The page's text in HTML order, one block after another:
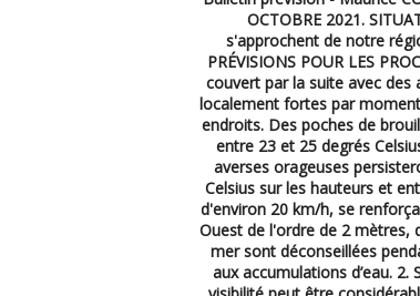
OCTOBRE 2021.
s'approchent de notre
PRÉVISIONS POUR LES
couvert par la suite avec des
localement fortes par
endroits. Des poches de
entre 23 et 25 degrés
averses orageuses
Celsius sur les hauteurs et
d'environ 20 km/h, se
Ouest de l'ordre de 2 mètres,
mer sont déconseillées
aux accumulations d’eau.